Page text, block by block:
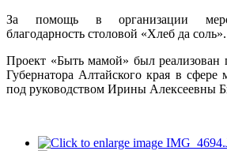
За помощь в организации
благодарность столовой «Хлеб да соль».
Проект «Быть мамой» был реализован
Губернатора Алтайского края в
под руководством Ирины Алексеевны